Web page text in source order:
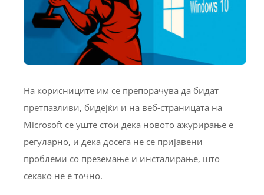
На корисниците им се препорачува да бидат
претпазливи, бидејќи и на веб-страницата на
Microsoft се уште стои дека новото ажурирање е
регуларно, и дека досега не се пријавени
проблеми со преземање и инсталирање, што
секако не е точно.